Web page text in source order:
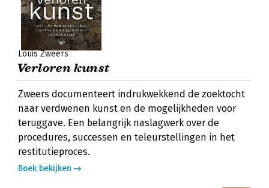
Louis Zweers
Verloren kunst
Zweers documenteert indrukwekkend de zoektocht
naar verdwenen kunst en de mogelijkheden voor
teruggave. Een belangrijk naslagwerk over de
procedures, successen en teleurstellingen in het
restitutieproces.
Boek bekijken